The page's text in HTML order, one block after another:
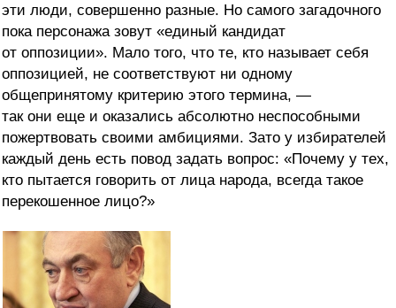
эти люди, совершенно разные. Но самого загадочного
пока персонажа зовут «единый кандидат
от оппозиции». Мало того, что те, кто называет себя
оппозицией, не соответствуют ни одному
общепринятому критерию этого термина, —
так они еще и оказались абсолютно неспособными
пожертвовать своими амбициями. Зато у избирателей
каждый день есть повод задать вопрос: «Почему у тех,
кто пытается говорить от лица народа, всегда такое
перекошенное лицо?»